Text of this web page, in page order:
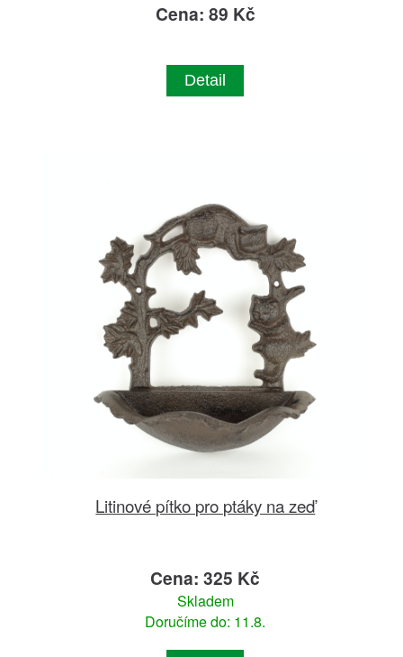
Cena: 89 Kč
Detail
Litinové pítko pro ptáky na zeď
Cena: 325 Kč
Skladem
Doručíme do: 11.8.